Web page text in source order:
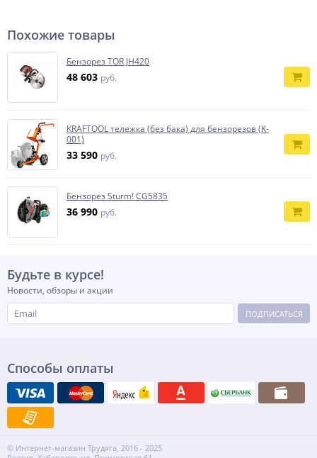
Похожие товары
Бензорез TOR JH420
48 603 руб.
KRAFTOOL тележка (без бака) для бензорезов (K-
001)
33 590 руб.
Бензорез Sturm! CG5835
36 990 руб.
Будьте в курсе!
Новости, обзоры и акции
ПОДПИСАТЬСЯ
Способы оплаты
© Интернет-магазин Трудяга, 2016 - 2025